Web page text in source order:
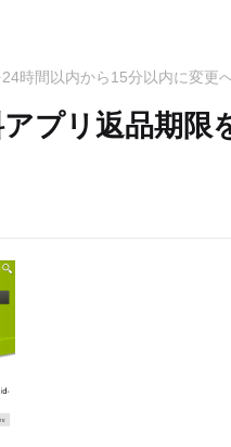
時間以内から15分以内に変更
プリ返品期限